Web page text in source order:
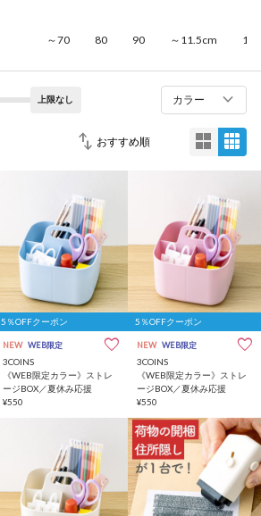
～70 80 90 ～11.5cm
上限なし カラー
5％OFFクーポン
NEW WEB限定
3COINS
《WEB限定カラー》ストレ
ージBOX／夏休み応援
¥550
5％OFFクーポン
NEW WEB限定
3COINS
《WEB限定カラー》ストレ
ージBOX／夏休み応援
¥550